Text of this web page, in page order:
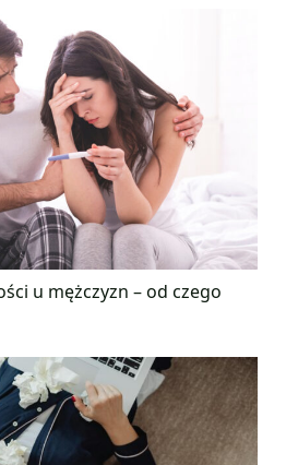
u mężczyzn – od czego